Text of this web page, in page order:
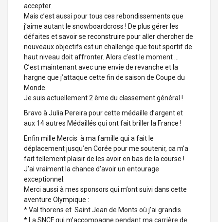
accepter.
Mais c’est aussi pour tous ces rebondissements que
j’aime autant le snowboardcross ! De plus gérer les
défaites et savoir se reconstruire pour aller chercher de
nouveaux objectifs est un challenge que tout sportif de
haut niveau doit affronter. Alors c’est le moment …
C’est maintenant avec une envie de revanche et la
hargne que j’attaque cette fin de saison de Coupe du
Monde.
Je suis actuellement 2 ème du classement général !
Bravo à Julia Pereira pour cette médaille d’argent et
aux 14 autres Médaillés qui ont fait briller la France !
Enfin mille Mercis à ma famille qui a fait le
déplacement jusqu’en Corée pour me soutenir, ca m’a
fait tellement plaisir de les avoir en bas de la course !
J’ai vraiment la chance d’avoir un entourage
exceptionnel.
Merci aussi à mes sponsors qui m’ont suivi dans cette
aventure Olympique :
* Val thorens et Saint Jean de Monts où j’ai grandis.
* La SNCF qui m’accompagne pendant ma carrière de